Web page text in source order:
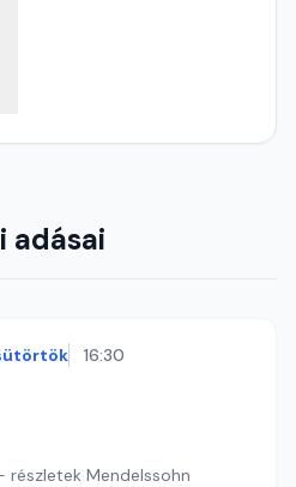
adásai
16:30
részletek Mendelssohn